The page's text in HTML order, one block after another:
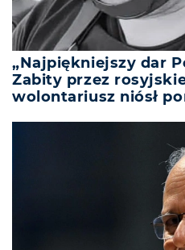
„Najpiękniejszy dar
Zabity przez
wolontariusz niósł